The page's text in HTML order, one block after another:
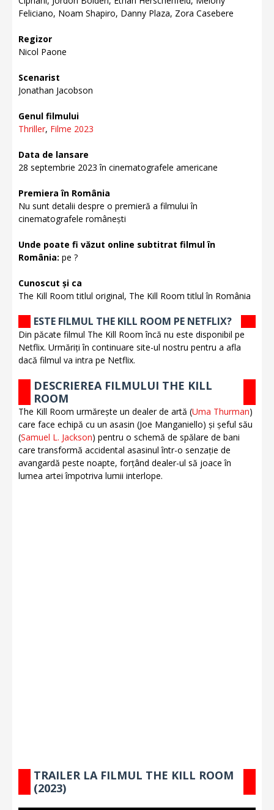
Feliciano, Noam Shapiro, Danny Plaza, Zora Casebere
Regizor
Nicol Paone
Scenarist
Jonathan Jacobson
Genul filmului
Thriller, Filme 2023
Data de lansare
28 septembrie 2023 în cinematografele americane
Premiera în România
Nu sunt detalii despre o premieră a filmului în
cinematografele românești
Unde poate fi văzut online subtitrat filmul în
România: pe ?
Cunoscut și ca
The Kill Room titlul original, The Kill Room titlul în România
ESTE FILMUL THE KILL ROOM PE NETFLIX?
Din păcate filmul The Kill Room încă nu este disponibil pe
Netflix. Urmăriți în continuare site-ul nostru pentru a afla
dacă filmul va intra pe Netflix.
DESCRIEREA FILMULUI THE KILL
ROOM
The Kill Room urmărește un dealer de artă (Uma Thurman)
care face echipă cu un asasin (Joe Manganiello) și șeful său
(Samuel L. Jackson) pentru o schemă de spălare de bani
care transformă accidental asasinul într-o senzație de
avangardă peste noapte, forțând dealer-ul să joace în
lumea artei împotriva lumii interlope.
TRAILER LA FILMUL THE KILL ROOM
(2023)